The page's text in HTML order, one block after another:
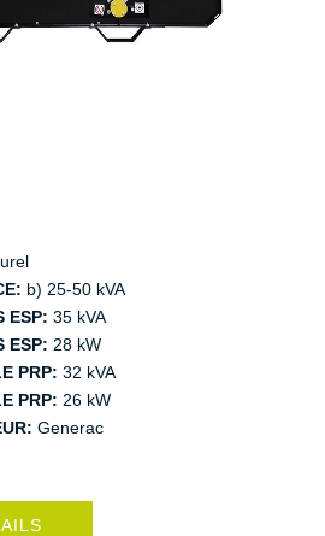
b) 25-50 kVA
ESP: 35 kVA
ESP: 28 kW
PRP: 32 kVA
PRP: 26 kW
Generac